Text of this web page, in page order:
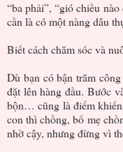
“ba phải”, “gió chiều
cần là có một nàng dâu
Biết cách chăm sóc và
Dù bạn có bận trăm
đặt lên hàng đầu. Bước
bộn… cũng là điểm
con thì chồng, bố mẹ
nhờ cậy, nhưng đừng vì